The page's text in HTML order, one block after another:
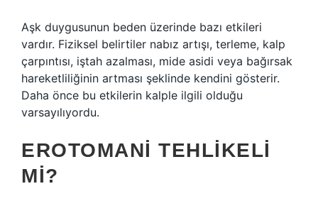
Aşk duygusunun beden üzerinde bazı etkileri
vardır. Fiziksel belirtiler nabız artışı, terleme, kalp
çarpıntısı, iştah azalması, mide asidi veya bağırsak
hareketliliğinin artması şeklinde kendini gösterir.
Daha önce bu etkilerin kalple ilgili olduğu
varsayılıyordu.
EROTOMANI TEHLIKELI
MI?